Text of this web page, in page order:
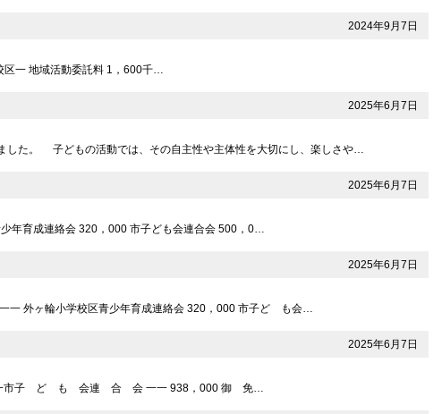
2024年9月7日
地域活動委託料 1，600千…
2025年6月7日
した。 子どもの活動では、その自主性や主体性を大切にし、楽しさや…
2025年6月7日
成連絡会 320，000 市子ども会連合会 500，0…
2025年6月7日
一 外ヶ輪小学校区青少年育成連絡会 320，000 市子ど も会…
2025年6月7日
一市子 ど も 会連 合 会 一一 938，000 御 免…